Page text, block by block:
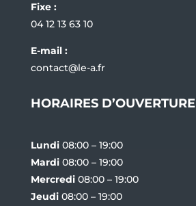
Fixe :
04 12 13 63 10
E-mail :
contact@le-a.fr
HORAIRES D’OUVERTURE
Lundi08:00 – 19:00
Mardi08:00 – 19:00
Mercredi08:00 – 19:00
Jeudi08:00 – 19:00